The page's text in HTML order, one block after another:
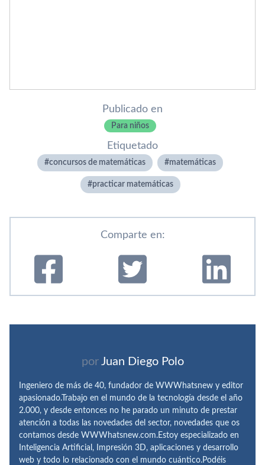
Publicado en
Para niños
Etiquetado
concursos de matemáticas matemáticas
practicar matemáticas
Comparte en:
por Juan Diego Polo
Ingeniero de más de 40, fundador de WWWhatsnew y editor
apasionado.Trabajo en el mundo de la tecnología desde el año
2.000, y desde entonces no he parado un minuto de prestar
atención a todas las novedades del sector, novedades que os
contamos desde WWWhatsnew.com.Estoy especializado en
Inteligencia Artificial, Impresión 3D, aplicaciones y desarrollo
web y todo lo relacionado con el mundo cuántico.Podéis